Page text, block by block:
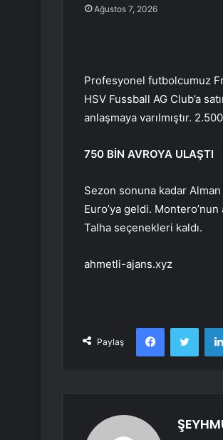
Ağustos 7, 2026
Profesyonel futbolcumuz
HSV Fussball AG Club’a
anlaşmaya varılmıştır.
750 BİN AVROYA ULAŞTI
Sezon sonuna kadar
Euro’ya geldi. Montero’nun
Talha seçenekleri kaldı.
ahmetli-ajans.xyz
Paylaş
Facebook